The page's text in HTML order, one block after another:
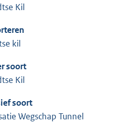
Kil
kil
soort
Kil
soort
Wegschap Tunnel